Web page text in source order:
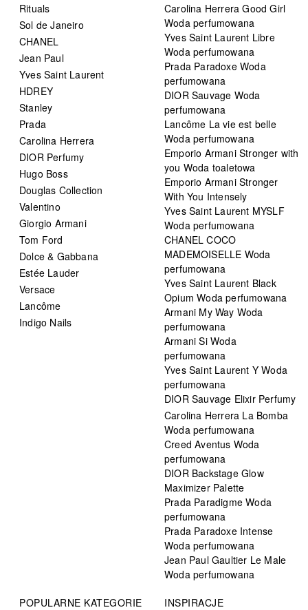
Rituals
Sol de Janeiro
CHANEL
Jean Paul
Yves Saint Laurent
HDREY
Stanley
Prada
Carolina Herrera
DIOR Perfumy
Hugo Boss
Douglas Collection
Valentino
Giorgio Armani
Tom Ford
Dolce & Gabbana
Estée Lauder
Versace
Lancôme
Indigo Nails
Carolina Herrera Good Girl
Woda perfumowana
Yves Saint Laurent Libre
Woda perfumowana
Prada Paradoxe Woda
perfumowana
DIOR Sauvage Woda
perfumowana
Lancôme La vie est belle
Woda perfumowana
Emporio Armani Stronger with
you Woda toaletowa
Emporio Armani Stronger
With You Intensely
Yves Saint Laurent MYSLF
Woda perfumowana
CHANEL COCO
MADEMOISELLE Woda
perfumowana
Yves Saint Laurent Black
Opium Woda perfumowana
Armani My Way Woda
perfumowana
Armani Si Woda
perfumowana
Yves Saint Laurent Y Woda
perfumowana
DIOR Sauvage Elixir Perfumy
Carolina Herrera La Bomba
Woda perfumowana
Creed Aventus Woda
perfumowana
DIOR Backstage Glow
Maximizer Palette
Prada Paradigme Woda
perfumowana
Prada Paradoxe Intense
Woda perfumowana
Jean Paul Gaultier Le Male
Woda perfumowana
POPULARNE KATEGORIE
INSPIRACJE